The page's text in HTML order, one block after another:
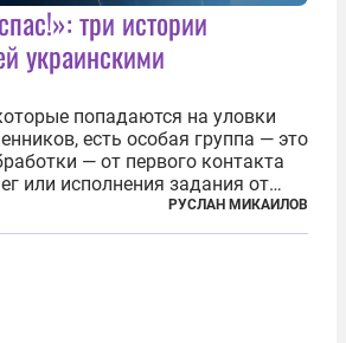
три истории
украинскими
попадаются на уловки
есть особая группа — это
— от первого контакта
или исполнения задания от
занять от двух часов до
Детей превращают в
РУСЛАН МИКАИЛОВ